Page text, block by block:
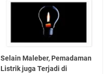
Selain Maleber, Pemadaman
Listrik juga Terjadi di